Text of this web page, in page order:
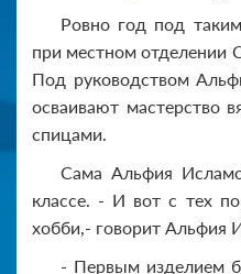
Ровно год под
при местном отделении
Под руководством
осваивают мастерство
спицами.
Сама Альфия
классе. - И вот с тех
хобби,- говорит Альфия
- Первым изделием